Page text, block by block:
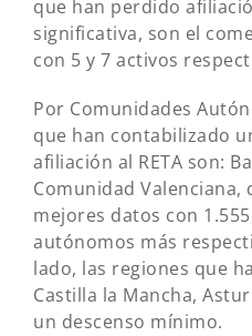
que han perdido
significativa, son el
con 5 y 7 activos
Por Comunidades
que han contabilizado
afiliación al RETA son:
Comunidad
mejores datos con
autónomos más
lado, las regiones que
Castilla la Mancha,
un descenso mínimo.